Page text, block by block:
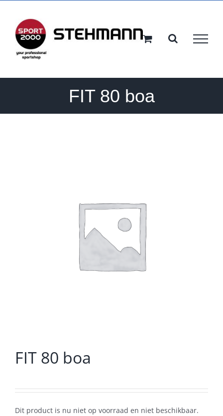
inhoud
FIT 80 boa
FIT 80 boa
Dit product is nu niet op voorraad en niet beschikbaar.